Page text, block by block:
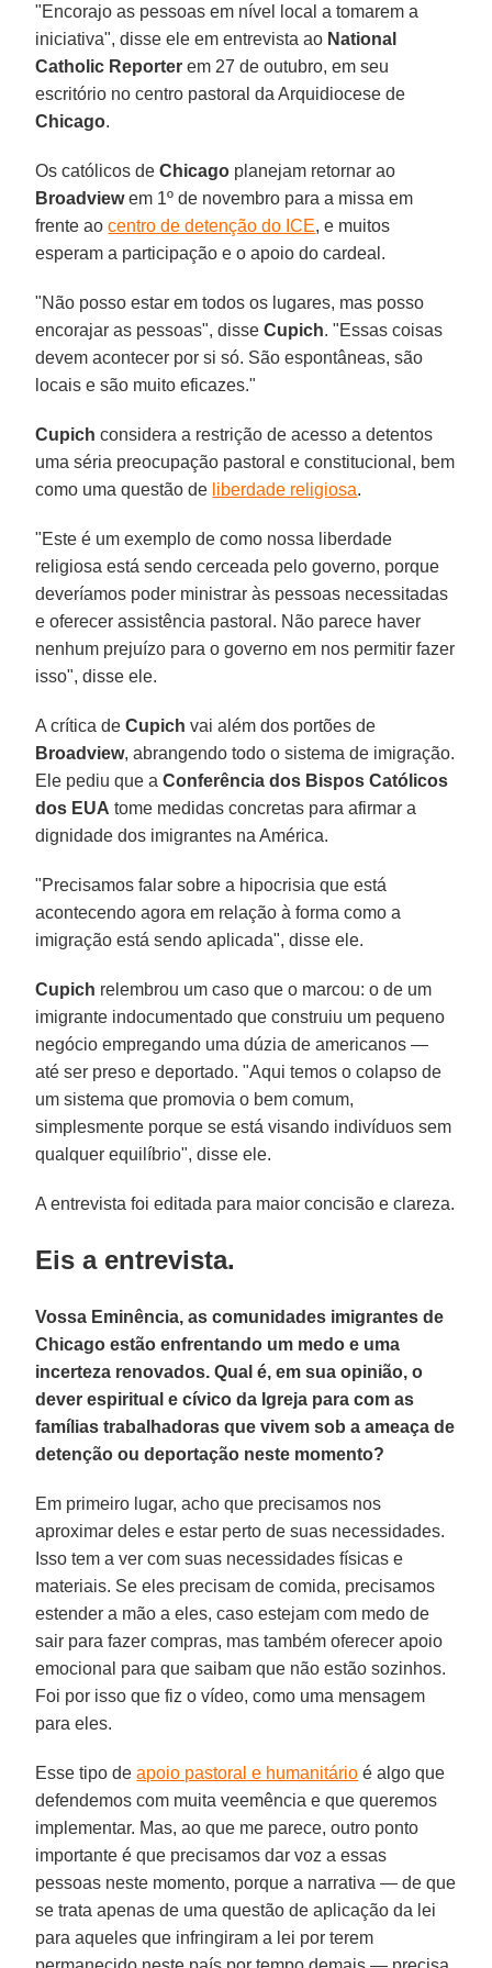
"Encorajo as pessoas em nível local a tomarem a
iniciativa", disse ele em entrevista ao National
Catholic Reporter em 27 de outubro, em seu
escritório no centro pastoral da Arquidiocese de
Chicago.
Os católicos deChicago planejam retornar ao
Broadviewem 1º de novembro para a missa em
frente aocentro de detenção do ICE, e muitos
esperam a participação e o apoio do cardeal.
"Não posso estar em todos os lugares, mas posso
encorajar as pessoas", disseCupich. "Essas coisas
devem acontecer por si só. São espontâneas, são
locais e são muito eficazes."
Cupich considera a restrição de acesso a detentos
uma séria preocupação pastoral e constitucional, bem
como uma questão de liberdade religiosa.
"Este é um exemplo de como nossa liberdade
religiosa está sendo cerceada pelo governo, porque
deveríamos poder ministrar às pessoas necessitadas
e oferecer assistência pastoral. Não parece haver
nenhum prejuízo para o governo em nos permitir fazer
isso", disse ele.
A crítica deCupich vai além dos portões de
Broadview, abrangendo todo o sistema de imigração.
Ele pediu que aConferência dos Bispos Católicos
dos EUA tome medidas concretas para afirmar a
dignidade dos imigrantes na América.
"Precisamos falar sobre a hipocrisia que está
acontecendo agora em relação à forma como a
imigração está sendo aplicada", disse ele.
Cupich relembrou um caso que o marcou: o de um
imigrante indocumentado que construiu um pequeno
negócio empregando uma dúzia de americanos —
até ser preso e deportado. "Aqui temos o colapso de
um sistema que promovia o bem comum,
simplesmente porque se está visando indivíduos sem
qualquer equilíbrio", disse ele.
A entrevista foi editada para maior concisão e clareza.
Eis a entrevista.
Vossa Eminência, as comunidades imigrantes de
Chicago estão enfrentando um medo e uma
incerteza renovados. Qual é, em sua opinião, o
dever espiritual e cívico da Igreja para com as
famílias trabalhadoras que vivem sob a ameaça de
detenção ou deportação neste momento?
Em primeiro lugar, acho que precisamos nos
aproximar deles e estar perto de suas necessidades.
Isso tem a ver com suas necessidades físicas e
materiais. Se eles precisam de comida, precisamos
estender a mão a eles, caso estejam com medo de
sair para fazer compras, mas também oferecer apoio
emocional para que saibam que não estão sozinhos.
Foi por isso que fiz o vídeo, como uma mensagem
para eles.
Esse tipo deapoio pastoral e humanitário é algo que
defendemos com muita veemência e que queremos
implementar. Mas, ao que me parece, outro ponto
importante é que precisamos dar voz a essas
pessoas neste momento, porque a narrativa — de que
se trata apenas de uma questão de aplicação da lei
para aqueles que infringiram a lei por terem